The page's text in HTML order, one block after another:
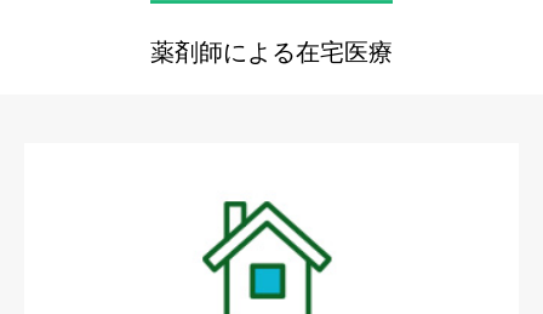
薬剤師による在宅医療